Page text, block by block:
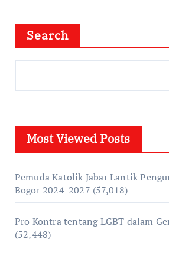
Search
Most Viewed Posts
Pemuda Katolik Jabar Lantik
Bogor 2024-2027 (57,018)
Pro Kontra tentang LGBT dalam
(52,448)